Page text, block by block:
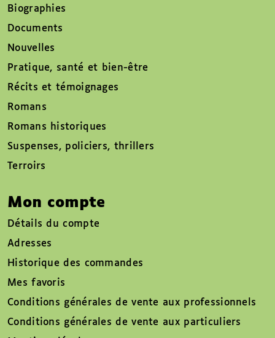
Biographies
Documents
Nouvelles
Pratique, santé et bien-être
Récits et témoignages
Romans
Romans historiques
Suspenses, policiers, thrillers
Terroirs
Mon compte
Détails du compte
Adresses
Historique des commandes
Mes favoris
Conditions générales de vente aux professionnels
Conditions générales de vente aux particuliers